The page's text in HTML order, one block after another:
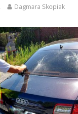
Dagmara Skopiak